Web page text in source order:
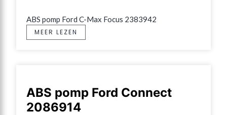
ABS pomp Ford C-Max Focus 2383942
MEER LEZEN
ABS pomp Ford Connect
2086914